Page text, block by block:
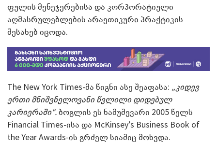
ფულის მენეჯერებისა და კორპორატიული
აღმასრულებლების არაეთიკური პრაქტიკის
შესახებ იცოდა.
The New York Times-მა წიგნი ასე შეაფასა: „კიდევ
ერთი მნიშვნელოვანი წვლილი დიდებულ
კარიერაში“.ბოგლის ეს ნამუშევარი 2005 წელს
Financial Times-ისა და McKinsey’s Business Book of
the Year Awards-ის გრძელ სიაშიც მოხვდა.